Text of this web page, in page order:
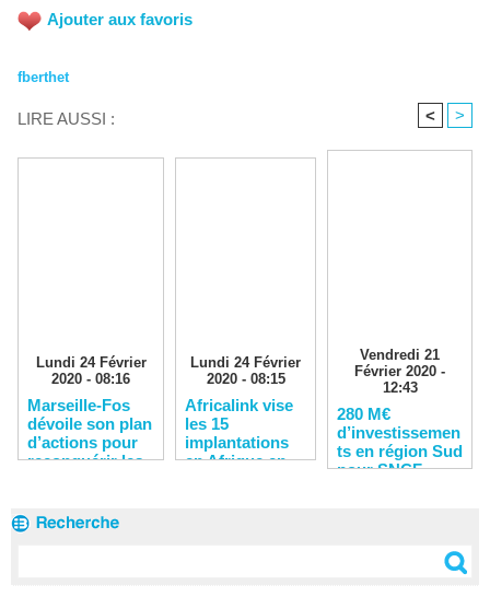
Ajouter aux favoris
fberthet
LIRE AUSSI : < >
Lundi 24 Février
2020 - 08:16
Marseille-Fos
dévoile son plan
d’actions pour
reconquérir les
Lundi 24 Février
2020 - 08:15
Africalink vise
les 15
implantations
en Afrique en
Vendredi 21
Février 2020 -
12:43
280 M€
d’investissemen
ts en région Sud
pour SNCF